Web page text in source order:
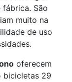
São
muito na
de uso
oferecem
bicicletas 29